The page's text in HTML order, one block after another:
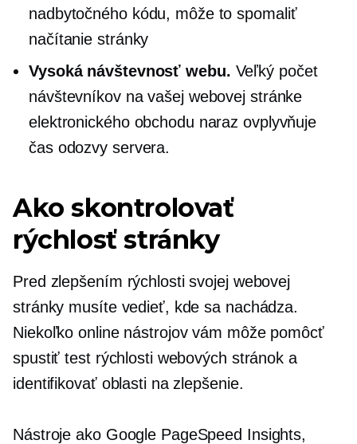
nadbytočného kódu, môže to spomaliť
načítanie stránky
Vysoká návštevnosť webu. Veľký počet
návštevníkov na vašej webovej stránke
elektronického obchodu naraz ovplyvňuje
čas odozvy servera.
Ako skontrolovať
rýchlosť stránky
Pred zlepšením rýchlosti svojej webovej
stránky musíte vedieť, kde sa nachádza.
Niekoľko online nástrojov vám môže pomôcť
spustiť test rýchlosti webových stránok a
identifikovať oblasti na zlepšenie.
Nástroje ako Google PageSpeed ​​Insights,